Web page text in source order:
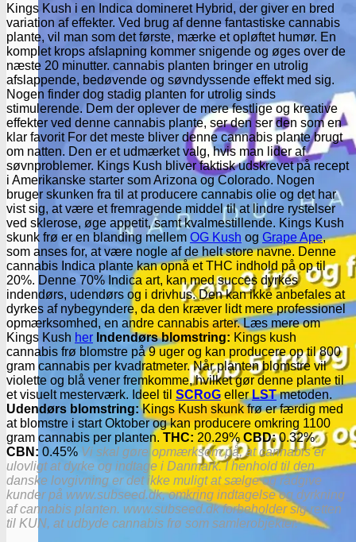
Kings Kush i en Indica domineret Hybrid, der giver en bred
variation af effekter. Ved brug af denne fantastiske cannabis
plante, vil man som det første, mærke et opløftet humør. En
komplet krops afslapning kommer snigende og øges over de
næste 20 minutter. cannabis planten bringer en utrolig
afslappende, bedøvende og søvndyssende effekt med sig.
Nogen finder dog stadig planten for utrolig sinds
stimulerende. Dem der oplever de mere festlige og kreative
effekter ved denne cannabis plante, ser den ser den som en
klar favorit For det meste bliver denne cannabis plante brugt
om natten. Den er et udmærket valg, hvis man lider af
søvnproblemer. Kings Kush bliver faktisk udskrevet på recept
i Amerikanske starter som Arizona og Colorado. Nogen
bruger skunken fra til at producere cannabis olie og det har
vist sig, at være et fremragende middel til at lindre rystelser
ved sklerose, øge appetit, samt kvalmestillende. Kings Kush
skunk frø er en blanding mellem OG Kush og Grape Ape,
som anses for, at være nogle af de helt store navne. Denne
cannabis Indica plante kan opnå et THC indhold på op til
20%. Denne 70% Indica art, kan med succes dyrkes
indendørs, udendørs og i drivhus. Den kan ikke anbefales at
dyrkes af nybegyndere, da den kræver lidt mere professionel
opmærksomhed, en andre cannabis arter. Læs mere om
Kings Kush her Indendørs blomstring: Kings kush
cannabis frø blomstre på 9 uger og kan producere op til 800
gram cannabis per kvadratmeter. Når planten blomstre vil
violette og blå vener fremkomme, hvilket gør denne plante til
et visuelt mesterværk. Ideel til SCRoG ellerLSTmetoden.
Udendørs blomstring:Kings Kush skunk frø er færdig med
at blomstre i start Oktober og kan producere omkring 1100
gram cannabis per planten. THC: 20.29%CBD:0.32%
CBN: 0.45% Vi skal gøre opmærksom på, at cannabis er
ulovligt at dyrke og indtage i Danmark. I henhold til den
danske lovgivning er det ikke muligt at sælge og rådgive
kunder på www.subseed.dk, omkring indtagelse og dyrkning
af cannabis planten. www.subseed.dk forbeholder sig retten
til KUN, at udbyde cannabis frø som samlerobjekter.